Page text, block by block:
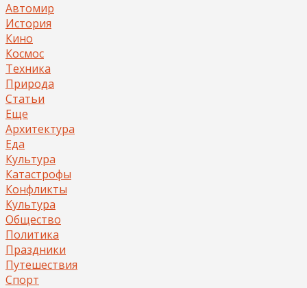
Автомир
История
Кино
Космос
Техника
Природа
Статьи
Еще
Архитектура
Еда
Культура
Катастрофы
Конфликты
Культура
Общество
Политика
Праздники
Путешествия
Спорт